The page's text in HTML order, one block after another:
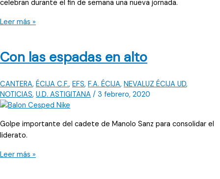
celebran durante el fin de semana una nueva jornada.
Nueve
el
Leer más »
Con las espadas en alto
CANTERA, ÉCIJA C.F., EFS, F.A. ÉCIJA, NEVALUZ ÉCIJA UD,
NOTICIAS, U.D. ASTIGITANA / 3 febrero, 2020
Golpe importante del cadete de Manolo Sanz para consolidar el
liderato.
Con
Leer más »